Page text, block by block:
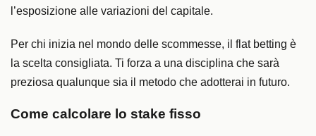
l’esposizione alle variazioni del capitale.
Per chi inizia nel mondo delle scommesse, il flat betting è
la scelta consigliata. Ti forza a una disciplina che sarà
preziosa qualunque sia il metodo che adotterai in futuro.
Come calcolare lo stake fisso